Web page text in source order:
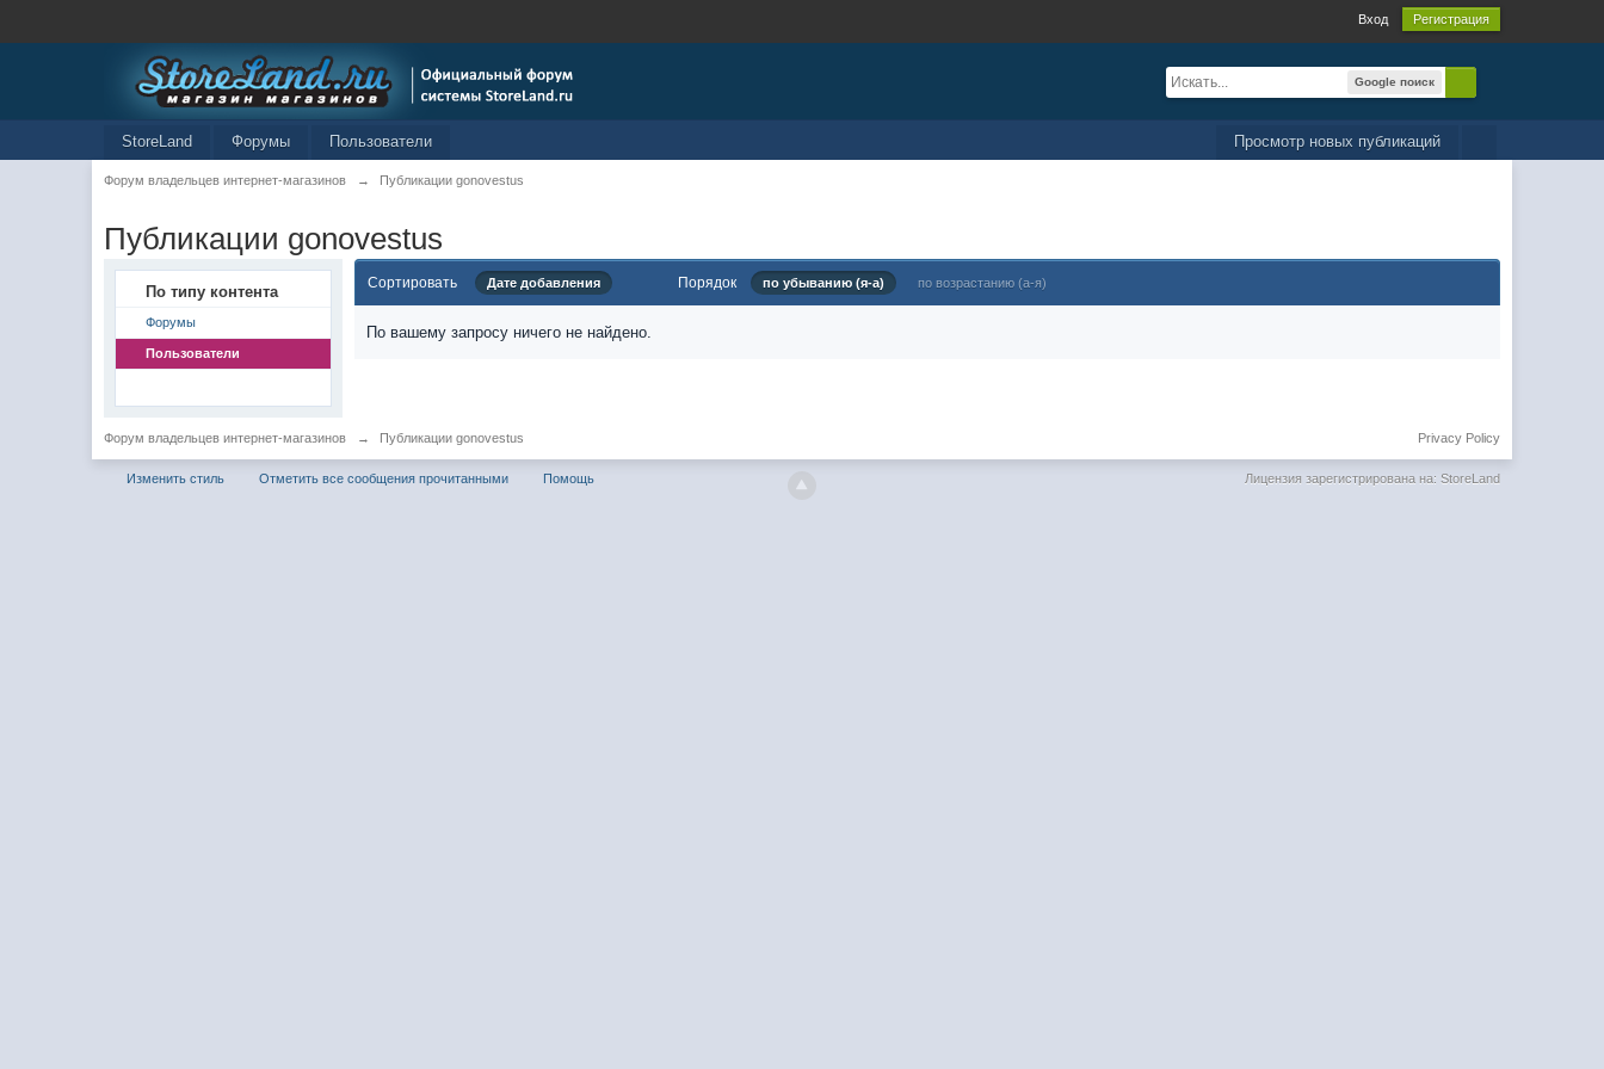
Вход Регистрация
Google поиск
Просмотр новых публикаций
StoreLand Форумы Пользователи
Форум владельцев интернет-магазинов → Публикации gonovestus
Публикации gonovestus
По типу контента
Форумы
Пользователи
Сортировать Дате добавления Порядок по убыванию (я-а) по возрастанию (а-я)
По вашему запросу ничего не найдено.
Форум владельцев интернет-магазинов → Публикации gonovestus Privacy Policy
Изменить стиль Отметить все сообщения прочитанными Помощь Лицензия зарегистрирована на: StoreLand